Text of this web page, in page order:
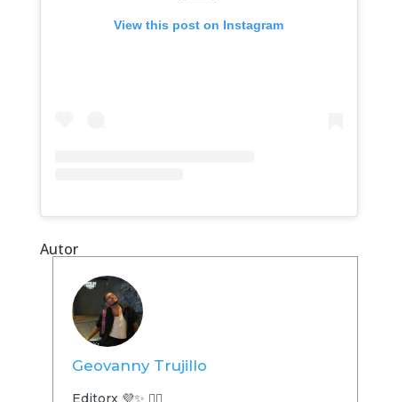
View this post on Instagram
Autor
Geovanny Trujillo
Editorx 💜✨ 🏳️‍🌈